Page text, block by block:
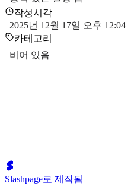
작성시각
2025년 12월 17일 오후 12:04
카테고리
비어 있음
Slashpage로 제작됨